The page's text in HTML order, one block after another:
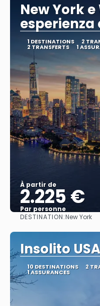
New York
1 DESTINATIONS 2
2 TRANSFERTS 1
À partir de
2.225 €
Par personne
DESTINATION:New York
Insolito USA
10 DESTINATIONS 2
1 ASSURANCES